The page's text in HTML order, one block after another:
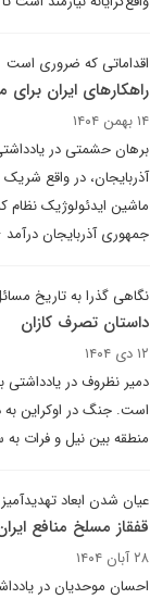
اقداماتی که ضروری است
راهکارهای ایران برای
۱۴ بهمن ۱۴۰۴
برهان حشمتی در
آذربایجان، در واقع شریک
ماشین ایدئولوژیک نظام
جمهوری آذربایجان
نگاهی گذرا به تاریخ
داستان تصرف کازان
۱۲ دی ۱۴۰۴
دمیر نظروف در یادداشتی
است. جنگ در اوکراین به
منطقه بین نیل و فرات
عیان شدن ابعاد
قفقاز مسلخ منافع
۲۸ آبان ۱۴۰۴
احسان موحدیان در